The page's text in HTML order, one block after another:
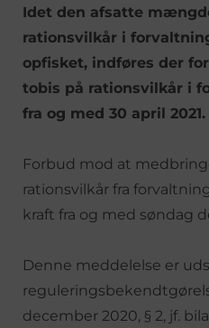
Idet den afsatte
rationsvilkår i
opfisket, indføres der
tobis på rationsvilkår i
fra og med 30 april 2021.
Forbud mod at
rationsvilkår fra
kraft fra og med søndag
Denne meddelelse er
december 2020, § 2, jf.